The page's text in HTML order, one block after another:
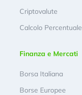
Criptovalute
Calcolo Percentuale
Finanza e Mercati
Borsa Italiana
Borse Europee